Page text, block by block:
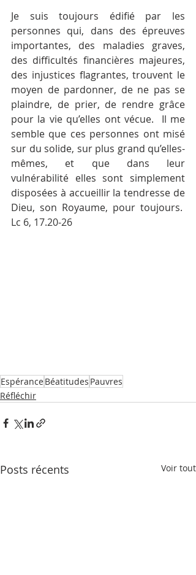
Je suis toujours édifié par les
personnes qui, dans des épreuves
importantes, des maladies graves,
des difficultés financières majeures,
des injustices flagrantes, trouvent le
moyen de pardonner, de ne pas se
plaindre, de prier, de rendre grâce
pour la vie qu’elles ont vécue.  Il me
semble que ces personnes ont misé
sur du solide, sur plus grand qu’elles-
mêmes, et que dans leur
vulnérabilité elles sont simplement
disposées à accueillir la tendresse de
Lc 6, 17.20-26
EspéranceBéatitudes Pauvres
Réfléchir
Posts récents Voir tout